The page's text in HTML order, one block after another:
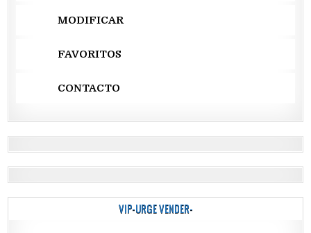
MODIFICAR
FAVORITOS
CONTACTO
VIP-URGE VENDER-